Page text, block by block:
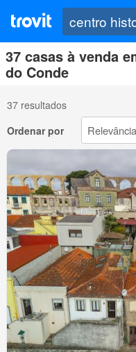
37 casas à venda
do Conde
37 resultados
Ordenar por